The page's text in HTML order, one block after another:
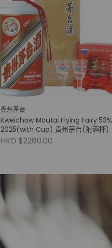
貴州茅台
Kweichow Moutai Flying Fairy 53%
2025(with Cup) 貴州茅台(附酒杯)
HKD $2280.00